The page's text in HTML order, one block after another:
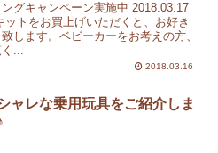
キャンペーン実施中 2018.03.17
トをお買上げいただくと、お好き
します。ベビーカーをお考えの方、
...
2018.03.16
ャレな乗用玩具をご紹介しま